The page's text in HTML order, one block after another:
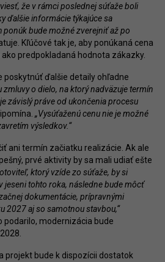
že v rámci poslednej súťaže boli
ďalšie informácie týkajúce sa
ponúk bude možné zverejniť až po
Kľúčové tak je, aby ponúkaná cena
predpokladaná hodnota zákazky.
poskytnúť ďalšie detaily ohľadne
zmluvy o dielo, na ktorý nadväzuje termín
závislý práve od ukončenia procesu
„Vysúťaženú cenu nie je možné
výsledkov.“
ani termín začiatku realizácie. Ak ale
prvé aktivity by sa mali udiať ešte
ktorý vzíde zo súťaže, by si
jeseni tohto roka, následne bude môcť
dokumentácie, prípravnými
2027 aj so samotnou stavbou,“
podarilo, modernizácia bude
projekt bude k dispozícii dostatok